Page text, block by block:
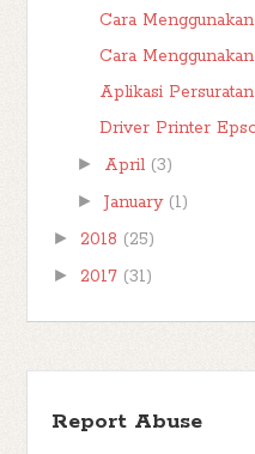
Cara
Cara
Aplikasi Persuratan
Driver Printer
► April (3)
► January (1)
► 2018 (25)
► 2017 (31)
Report Abuse